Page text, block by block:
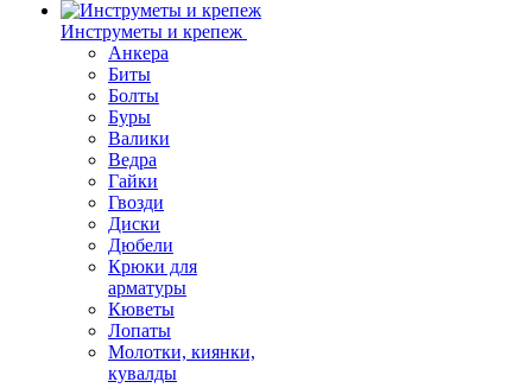
Инструметы и крепеж
Анкера
Биты
Болты
Буры
Валики
Ведра
Гайки
Гвозди
Диски
Дюбели
Крюки для
арматуры
Кюветы
Лопаты
Молотки, киянки,
кувалды